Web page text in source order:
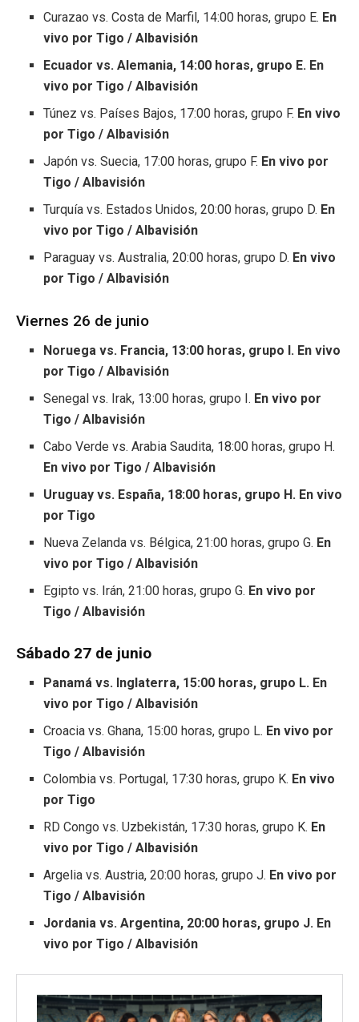
Curazao vs. Costa de Marfil, 14:00 horas, grupo E. En
vivo por Tigo / Albavisión
Ecuador vs. Alemania, 14:00 horas, grupo E. En
vivo por Tigo / Albavisión
Túnez vs. Países Bajos, 17:00 horas, grupo F. En vivo
por Tigo / Albavisión
Japón vs. Suecia, 17:00 horas, grupo F. En vivo por
Tigo / Albavisión
Turquía vs. Estados Unidos, 20:00 horas, grupo D. En
vivo por Tigo / Albavisión
Paraguay vs. Australia, 20:00 horas, grupo D. En vivo
por Tigo / Albavisión
Viernes 26 de junio
Noruega vs. Francia, 13:00 horas, grupo I. En vivo
por Tigo / Albavisión
Senegal vs. Irak, 13:00 horas, grupo I. En vivo por
Tigo / Albavisión
Cabo Verde vs. Arabia Saudita, 18:00 horas, grupo H.
En vivo por Tigo / Albavisión
Uruguay vs. España, 18:00 horas, grupo H. En vivo
por Tigo
Nueva Zelanda vs. Bélgica, 21:00 horas, grupo G. En
vivo por Tigo / Albavisión
Egipto vs. Irán, 21:00 horas, grupo G. En vivo por
Tigo / Albavisión
Sábado 27 de junio
Panamá vs. Inglaterra, 15:00 horas, grupo L. En
vivo por Tigo / Albavisión
Croacia vs. Ghana, 15:00 horas, grupo L. En vivo por
Tigo / Albavisión
Colombia vs. Portugal, 17:30 horas, grupo K. En vivo
por Tigo
RD Congo vs. Uzbekistán, 17:30 horas, grupo K. En
vivo por Tigo / Albavisión
Argelia vs. Austria, 20:00 horas, grupo J. En vivo por
Tigo / Albavisión
Jordania vs. Argentina, 20:00 horas, grupo J. En
vivo por Tigo / Albavisión